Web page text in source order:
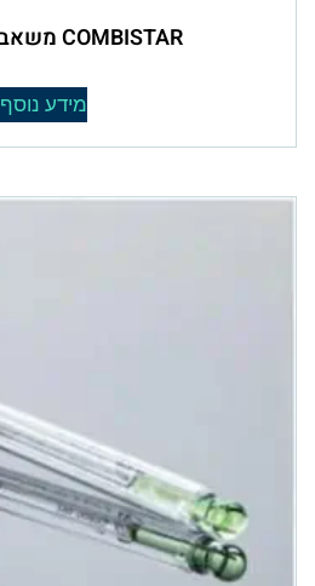
COMBISTAR משאבת אימפלר
מידע נוסף